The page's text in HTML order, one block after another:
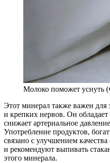
Молоко поможет уснуть
Этот минерал также важен для
и крепких нервов. Он
снижает артериальное
Употребление продуктов,
связано с улучшением
и рекомендуют выпивать
этого минерала.